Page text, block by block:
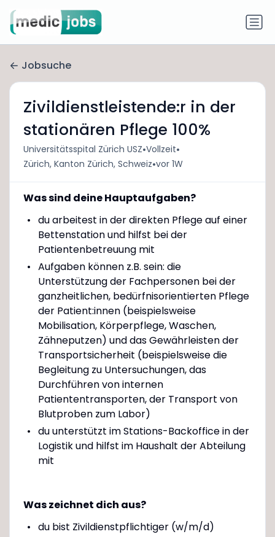
Jobsuche
Zivildienstleistende:r in der
stationären Pflege 100%
Universitätsspital Zürich USZ•Vollzeit•
Zürich, Kanton Zürich, Schweiz•vor 1W
Was sind deine Hauptaufgaben?
du arbeitest in der direkten Pflege auf einer
Bettenstation und hilfst bei der
Patientenbetreuung mit
Aufgaben können z.B. sein: die
Unterstützung der Fachpersonen bei der
ganzheitlichen, bedürfnisorientierten Pflege
der Patient:innen (beispielsweise
Mobilisation, Körperpflege, Waschen,
Zähneputzen) und das Gewährleisten der
Transportsicherheit (beispielsweise die
Begleitung zu Untersuchungen, das
Durchführen von internen
Patiententransporten, der Transport von
Blutproben zum Labor)
du unterstützt im Stations-Backoffice in der
Logistik und hilfst im Haushalt der Abteilung
mit
Was zeichnet dich aus?
du bist Zivildienstpflichtiger (w/m/d)